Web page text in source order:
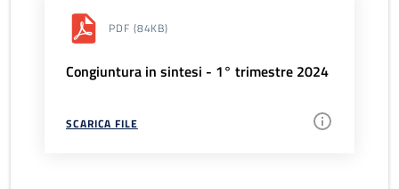
PDF (84KB)
Congiuntura in sintesi - 1° trimestre 2024
SCARICA FILE